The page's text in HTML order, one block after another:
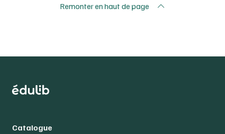
Remonter en haut de page
Catalogue